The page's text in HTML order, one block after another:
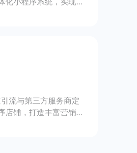
流与第三方服务商定
店铺，打造丰富营销与